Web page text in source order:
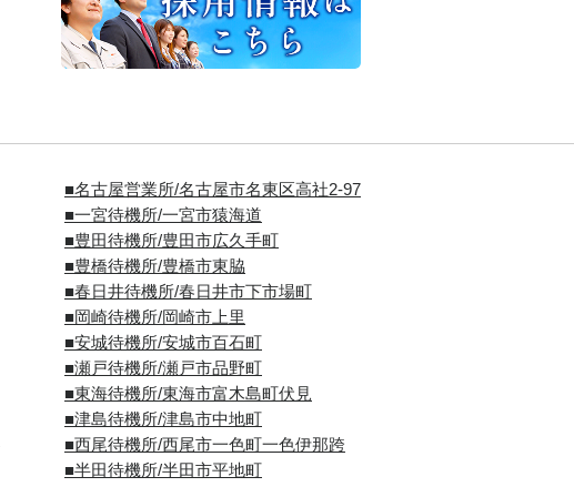
■名古屋営業所/名古屋市名東区高社2-97
■一宮待機所/一宮市猿海道
■豊田待機所/豊田市広久手町
■豊橋待機所/豊橋市東脇
■春日井待機所/春日井市下市場町
■岡崎待機所/岡崎市上里
■安城待機所/安城市百石町
■瀬戸待機所/瀬戸市品野町
■東海待機所/東海市富木島町伏見
■津島待機所/津島市中地町
■西尾待機所/西尾市一色町一色伊那跨
■半田待機所/半田市平地町